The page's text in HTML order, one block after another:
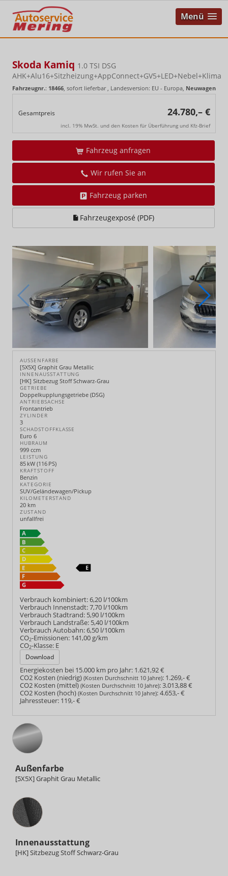
Menü
Skoda Kamiq 1.0 TSI DSG
AHK+Alu16+Sitzheizung+AppConnect+GV5+LED+Nebel+Klima
Fahrzeugnr.: 18466, sofort lieferbar, Landesversion: EU - Europa, Neuwagen
Gesamtpreis 24.780,– €
incl. 19% MwSt. und den Kosten für Überführung und Kfz-Brief
Fahrzeug anfragen
Wir rufen Sie an
Fahrzeug parken
Fahrzeugexposé (PDF)
AUSSENFARBE
[5X5X] Graphit Grau Metallic
INNENAUSSTATTUNG
[HK] Sitzbezug Stoff Schwarz-Grau
GETRIEBE
Doppelkupplungsgetriebe (DSG)
ANTRIEBSACHSE
Frontantrieb
ZYLINDER
3
SCHADSTOFFKLASSE
Euro 6
HUBRAUM
999 ccm
LEISTUNG
85 kW (116 PS)
KRAFTSTOFF
Benzin
KATEGORIE
SUV/Geländewagen/Pickup
KILOMETERSTAND
20 km
ZUSTAND
unfallfrei
Verbrauch kombiniert:6,20 l/100km
Verbrauch Innenstadt:7,70 l/100km
Verbrauch Stadtrand: 5,90 l/100km
Verbrauch Landstraße: 5,40 l/100km
Verbrauch Autobahn:6,50 l/100km
CO2-Emissionen: 141,00 g/km
CO2-Klasse: E
Download
Energiekosten bei 15.000 km pro Jahr: 1.621,92 €
CO2 Kosten (niedrig) (Kosten Durchschnitt 10 Jahre): 1.269,- €
CO2 Kosten (mittel) (Kosten Durchschnitt 10 Jahre):3.013,88 €
CO2 Kosten (hoch) (Kosten Durchschnitt 10 Jahre):4.653,- €
Jahressteuer: 119,- €
Außenfarbe
[5X5X] Graphit Grau Metallic
Innenausstattung
Innenausstattung
[HK] Sitzbezug Stoff Schwarz-Grau